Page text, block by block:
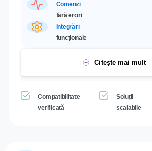
Comenzi
fără erori
Integrări
funcționale
Citește mai mult
Compatibilitate
verificată
Soluții
scalabile